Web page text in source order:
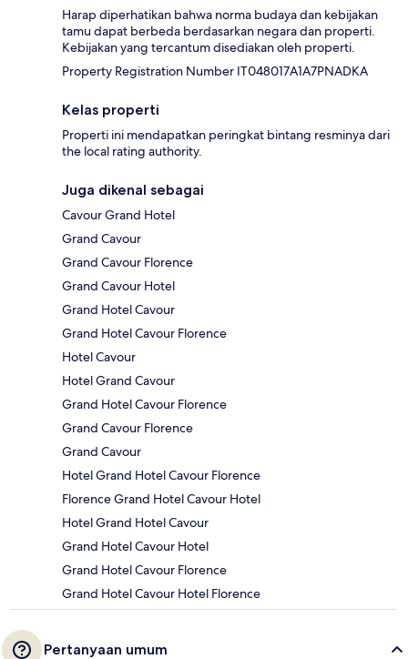
Harap diperhatikan bahwa norma budaya dan kebijakan
tamu dapat berbeda berdasarkan negara dan properti.
Kebijakan yang tercantum disediakan oleh properti.
Property Registration Number IT048017A1A7PNADKA
Kelas properti
Properti ini mendapatkan peringkat bintang resminya dari
the local rating authority.
Juga dikenal sebagai
Cavour Grand Hotel
Grand Cavour
Grand Cavour Florence
Grand Cavour Hotel
Grand Hotel Cavour
Grand Hotel Cavour Florence
Hotel Cavour
Hotel Grand Cavour
Grand Hotel Cavour Florence
Grand Cavour Florence
Grand Cavour
Hotel Grand Hotel Cavour Florence
Florence Grand Hotel Cavour Hotel
Hotel Grand Hotel Cavour
Grand Hotel Cavour Hotel
Grand Hotel Cavour Florence
Grand Hotel Cavour Hotel Florence
Pertanyaan umum